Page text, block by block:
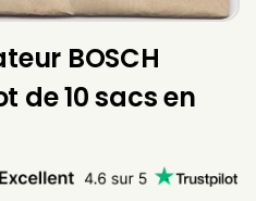
BOSCH
de 10 sacs en